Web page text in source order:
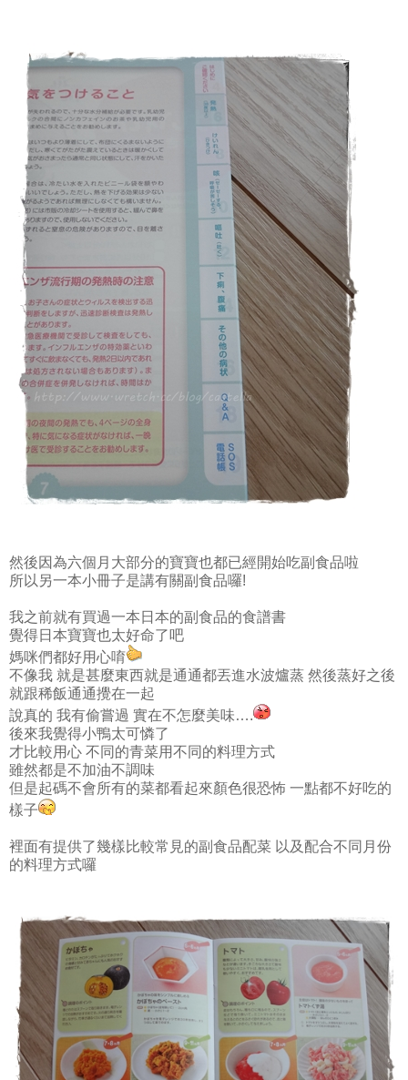
然後因為六個月大部分的寶寶也都已經開始吃副食品啦
所以另一本小冊子是講有關副食品囉!
我之前就有買過一本日本的副食品的食譜書
覺得日本寶寶也太好命了吧
媽咪們都好用心唷
不像我 就是甚麼東西就是通通都丟進水波爐蒸 然後蒸好之後
就跟稀飯通通攪在一起
說真的 我有偷嘗過 實在不怎麼美味….
後來我覺得小鴨太可憐了
才比較用心 不同的青菜用不同的料理方式
雖然都是不加油不調味
但是起碼不會所有的菜都看起來顏色很恐怖 一點都不好吃的
樣子
裡面有提供了幾樣比較常見的副食品配菜 以及配合不同月份
的料理方式囉